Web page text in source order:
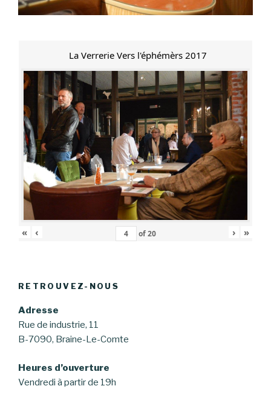
La Verrerie Vers l'éphémèrs 2017
« ‹ of20 › »
RETROUVEZ-NOUS
Adresse
Rue de industrie, 11
B-7090, Braine-Le-Comte
Heures d’ouverture
Vendredi à partir de 19h